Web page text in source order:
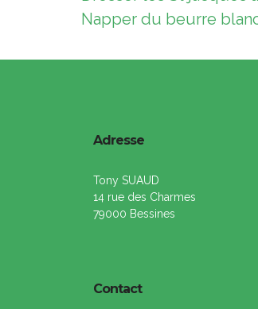
Napper du beurre
Adresse
Tony SUAUD
14 rue des Charmes
79000 Bessines
Contact